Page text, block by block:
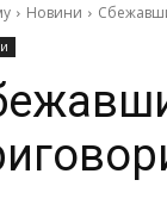
Новини